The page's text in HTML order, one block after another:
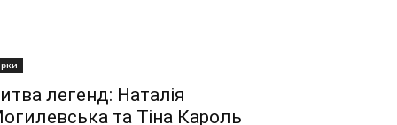
легенд: Наталія
та Тіна Кароль